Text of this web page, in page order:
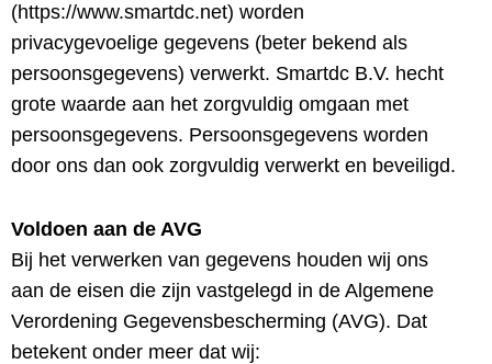
(https://www.smartdc.net) worden
privacygevoelige gegevens (beter bekend als
persoonsgegevens) verwerkt. Smartdc B.V. hecht
grote waarde aan het zorgvuldig omgaan met
persoonsgegevens. Persoonsgegevens worden
door ons dan ook zorgvuldig verwerkt en beveiligd.
Voldoen aan de AVG
Bij het verwerken van gegevens houden wij ons
aan de eisen die zijn vastgelegd in de Algemene
Verordening Gegevensbescherming (AVG). Dat
betekent onder meer dat wij: